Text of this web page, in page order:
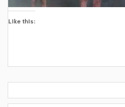
Like this: